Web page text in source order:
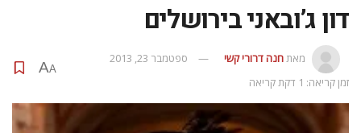
דון ג’ובאני בירושלים
מאתחנה דרורי קשי
ספטמבר 23, 2013
זמן קריאה: 1 דקת קריאה
A
A